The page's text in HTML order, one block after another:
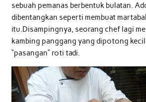
sebuah pemanas berbentuk bulatan.
dibentangkan seperti membuat
itu.Disampingnya, seorang chef lagi
kambing panggang yang dipotong
“pasangan” roti tadi.